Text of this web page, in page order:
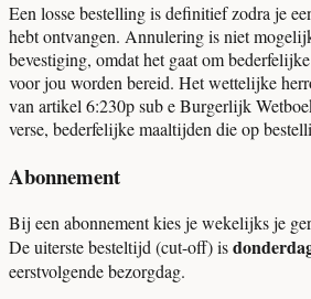
Een losse bestelling is definitief zodra je
hebt ontvangen. Annulering is niet
bevestiging, omdat het gaat om
voor jou worden bereid. Het wettelijke
van artikel 6:230p sub e Burgerlijk
verse, bederfelijke maaltijden die op
Abonnement
Bij een abonnement kies je wekelijks je
De uiterste besteltijd (cut-off) is
eerstvolgende bezorgdag.